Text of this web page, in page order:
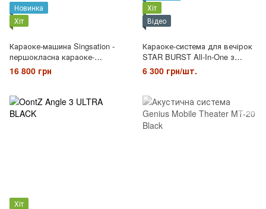
Новинка
Хіт
Караоке-машина Singsation -
першокласна караоке-
система All-In-One преміум-
класу
16 800 грн
Хіт
Відео
Караоке-система для вечірок
STAR BURST All-In-One з
Bluetooth і двома мікрофонами
6 300 грн/шт.
Хіт